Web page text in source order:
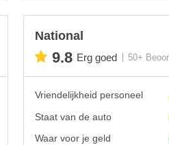
National
9.8 Erg goed 50+
Vriendelijkheid personeel
Staat van de auto
Waar voor je geld